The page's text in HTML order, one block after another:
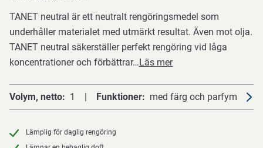
TANET neutral är ett neutralt rengöringsmedel som
underhåller materialet med utmärkt resultat. Även mot olja.
TANET neutral säkerställer perfekt rengöring vid låga
koncentrationer och förbättrar…Läs mer
Volym, netto 1 Funktioner med färg och parfym
Lämplig för daglig rengöring